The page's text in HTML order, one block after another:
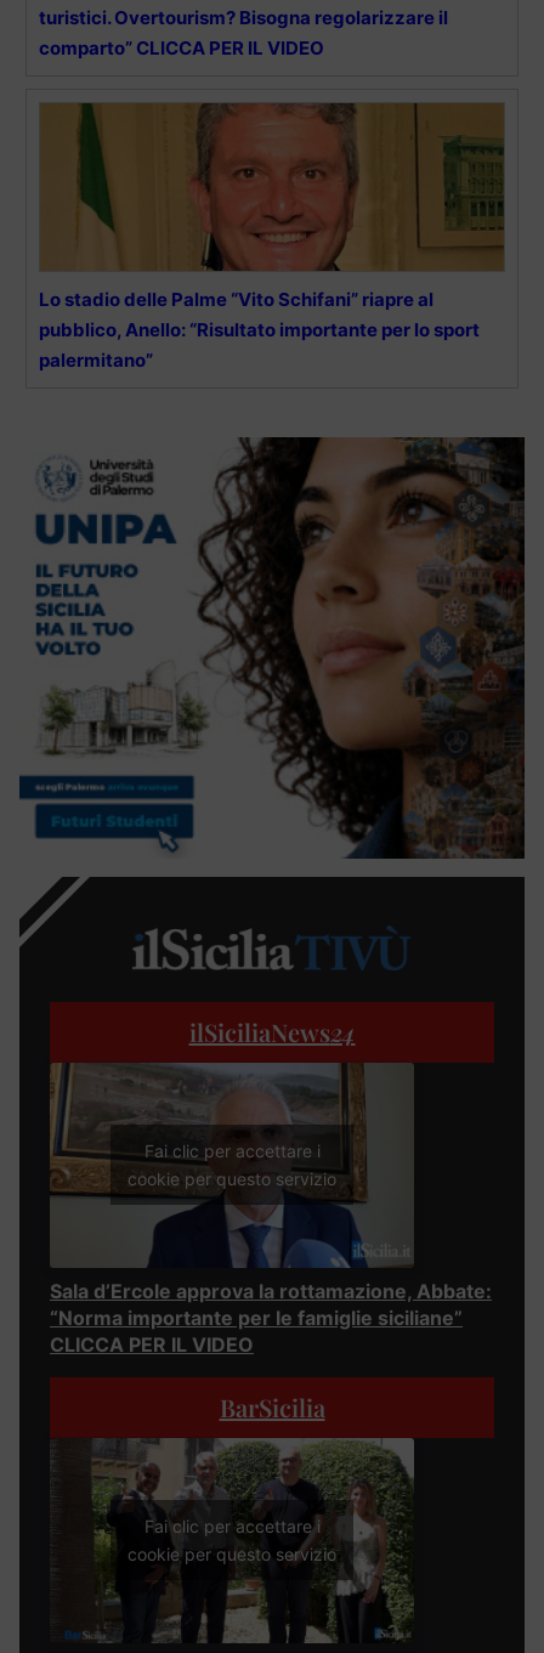
turistici. Overtourism? Bisogna regolarizzare il
comparto” CLICCA PER IL VIDEO
Lo stadio delle Palme “Vito Schifani” riapre al
pubblico, Anello: “Risultato importante per lo sport
palermitano”
ilSiciliaNews24
Fai clic per accettare i
cookie per questo servizio
Sala d’Ercole approva la rottamazione, Abbate:
“Norma importante per le famiglie siciliane”
CLICCA PER IL VIDEO
BarSicilia
Fai clic per accettare i
cookie per questo servizio